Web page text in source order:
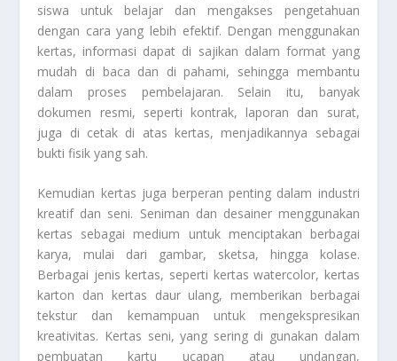
siswa untuk belajar dan mengakses pengetahuan
dengan cara yang lebih efektif. Dengan menggunakan
kertas, informasi dapat di sajikan dalam format yang
mudah di baca dan di pahami, sehingga membantu
dalam proses pembelajaran. Selain itu, banyak
dokumen resmi, seperti kontrak, laporan dan surat,
juga di cetak di atas kertas, menjadikannya sebagai
bukti fisik yang sah.
Kemudian kertas juga berperan penting dalam industri
kreatif dan seni. Seniman dan desainer menggunakan
kertas sebagai medium untuk menciptakan berbagai
karya, mulai dari gambar, sketsa, hingga kolase.
Berbagai jenis kertas, seperti kertas watercolor, kertas
karton dan kertas daur ulang, memberikan berbagai
tekstur dan kemampuan untuk mengekspresikan
kreativitas. Kertas seni, yang sering di gunakan dalam
pembuatan kartu ucapan atau undangan,